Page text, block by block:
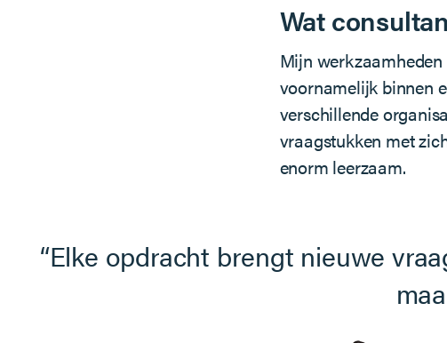
Wat
Mijn
voornamelijk binnen
verschillende
vraagstukken met
enorm leerzaam.
Elke opdracht brengt nieuwe